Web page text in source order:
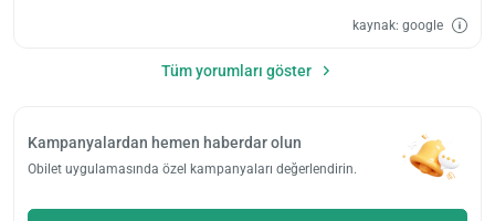
kaynak: google
Tüm yorumları göster
Kampanyalardan hemen haberdar olun
Obilet uygulamasında özel kampanyaları değerlendirin.